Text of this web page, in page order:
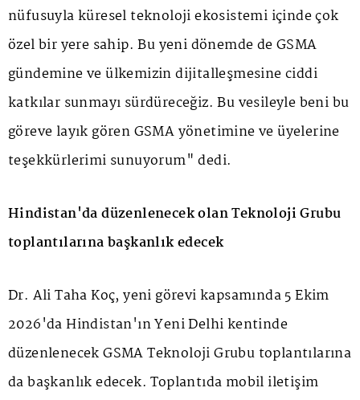
nüfusuyla küresel teknoloji ekosistemi içinde çok
özel bir yere sahip. Bu yeni dönemde de GSMA
gündemine ve ülkemizin dijitalleşmesine ciddi
katkılar sunmayı sürdüreceğiz. Bu vesileyle beni bu
göreve layık gören GSMA yönetimine ve üyelerine
teşekkürlerimi sunuyorum" dedi.
Hindistan'da düzenlenecek olan Teknoloji Grubu
toplantılarına başkanlık edecek
Dr. Ali Taha Koç, yeni görevi kapsamında 5 Ekim
2026'da Hindistan'ın Yeni Delhi kentinde
düzenlenecek GSMA Teknoloji Grubu toplantılarına
da başkanlık edecek. Toplantıda mobil iletişim